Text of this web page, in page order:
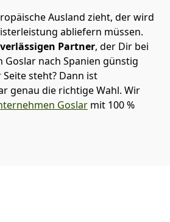
Ausland zieht, der wird
abliefern müssen.
Partner, der Dir bei
Goslar nach Spanien günstig
steht? Dann ist
genau die richtige Wahl. Wir
Goslar mit 100 %